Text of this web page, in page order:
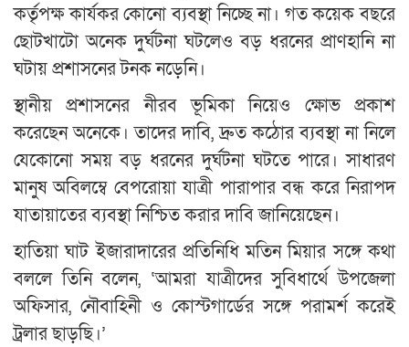
কর্তৃপক্ষ কার্যকর কোনো ব্যবস্থা নিচ্ছে না। গত কয়েক বছরে
ছোটখাটো অনেক দুর্ঘটনা ঘটলেও বড় ধরনের প্রাণহানি না
ঘটায় প্রশাসনের টনক নড়েনি।
স্থানীয় প্রশাসনের নীরব ভূমিকা নিয়েও ক্ষোভ প্রকাশ
করেছেন অনেকে। তাদের দাবি, দ্রুত কঠোর ব্যবস্থা না নিলে
যেকোনো সময় বড় ধরনের দুর্ঘটনা ঘটতে পারে। সাধারণ
মানুষ অবিলম্বে বেপরোয়া যাত্রী পারাপার বন্ধ করে নিরাপদ
যাতায়াতের ব্যবস্থা নিশ্চিত করার দাবি জানিয়েছেন।
হাতিয়া ঘাট ইজারাদারের প্রতিনিধি মতিন মিয়ার সঙ্গে কথা
বললে তিনি বলেন, ‘আমরা যাত্রীদের সুবিধার্থে উপজেলা
অফিসার, নৌবাহিনী ও কোস্টগার্ডের সঙ্গে পরামর্শ করেই
ট্রলার ছাড়ছি।’